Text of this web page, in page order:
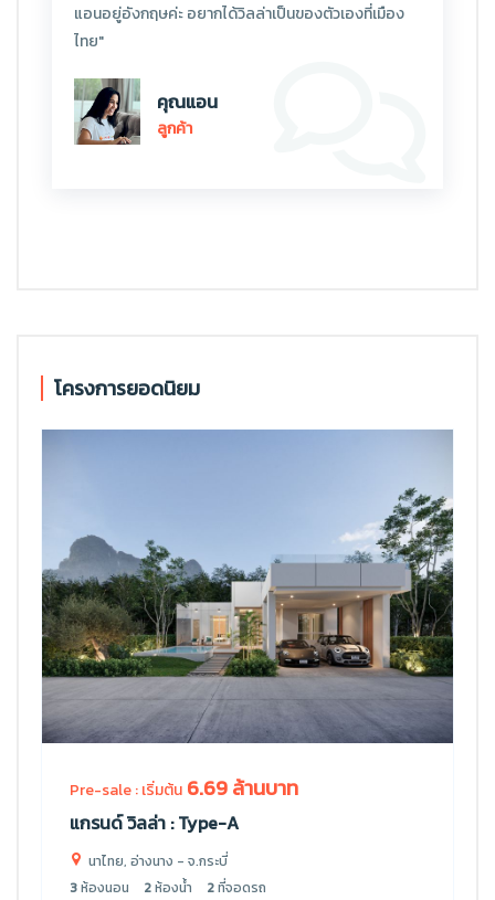
แอนอยู่อังกฤษค่ะ อยากได้วิลล่าเป็นของตัวเองที่เมือง
ไทย"
คุณแอน
ลูกค้า
โครงการยอดนิยม
Pre-sale : เริ่มต้น 6.69 ล้านบาท
แกรนด์ วิลล่า : Type-A
นาไทย, อ่างนาง - จ.กระบี่
3ห้องนอน 2ห้องน้ำ 2ที่จอดรถ